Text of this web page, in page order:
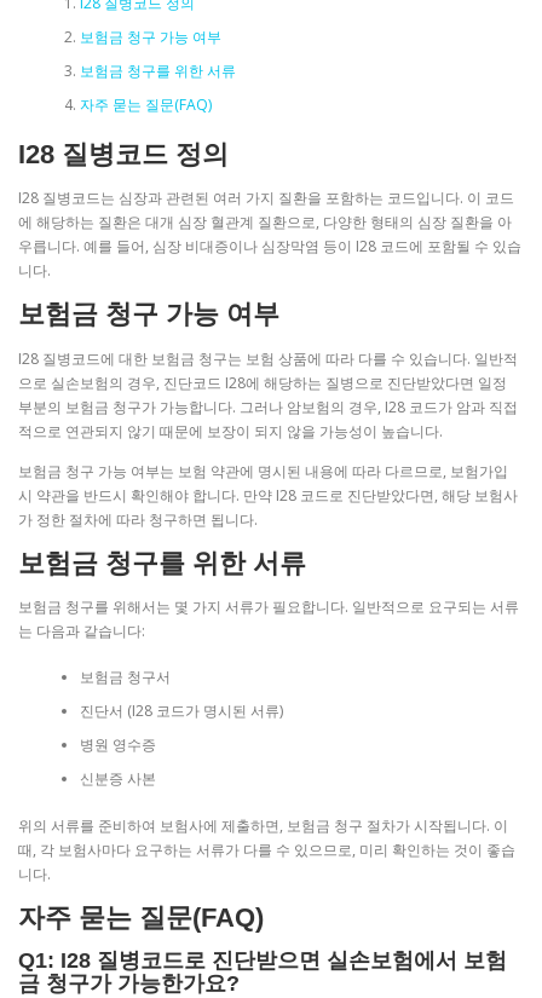
보험금 청구 가능 여부
보험금 청구를 위한 서류
자주 묻는 질문(FAQ)
I28 질병코드 정의
I28 질병코드는 심장과 관련된 여러 가지 질환을 포함하는 코드입니다. 이 코드
에 해당하는 질환은 대개 심장 혈관계 질환으로, 다양한 형태의 심장 질환을 아
우릅니다. 예를 들어, 심장 비대증이나 심장막염 등이 I28 코드에 포함될 수 있습
니다.
보험금 청구 가능 여부
I28 질병코드에 대한 보험금 청구는 보험 상품에 따라 다를 수 있습니다. 일반적
으로 실손보험의 경우, 진단코드 I28에 해당하는 질병으로 진단받았다면 일정
부분의 보험금 청구가 가능합니다. 그러나 암보험의 경우, I28 코드가 암과 직접
적으로 연관되지 않기 때문에 보장이 되지 않을 가능성이 높습니다.
보험금 청구 가능 여부는 보험 약관에 명시된 내용에 따라 다르므로, 보험가입
시 약관을 반드시 확인해야 합니다. 만약 I28 코드로 진단받았다면, 해당 보험사
가 정한 절차에 따라 청구하면 됩니다.
보험금 청구를 위한 서류
보험금 청구를 위해서는 몇 가지 서류가 필요합니다. 일반적으로 요구되는 서류
는 다음과 같습니다:
보험금 청구서
진단서 (I28 코드가 명시된 서류)
병원 영수증
신분증 사본
위의 서류를 준비하여 보험사에 제출하면, 보험금 청구 절차가 시작됩니다. 이
때, 각 보험사마다 요구하는 서류가 다를 수 있으므로, 미리 확인하는 것이 좋습
니다.
자주 묻는 질문(FAQ)
Q1: I28 질병코드로 진단받으면 실손보험에서 보험
금 청구가 가능한가요?